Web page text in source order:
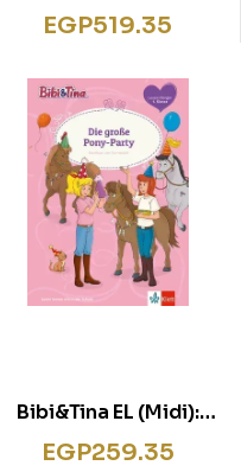
Schweinchen Rosa
EGP519.35
Bibi&Tina EL (Midi):
Pony-Party
EGP259.35